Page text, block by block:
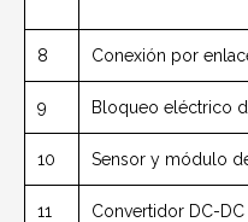
8 Conexión por
9 Bloqueo eléctrico
10 Sensor y módulo
11 Convertidor DC-DC